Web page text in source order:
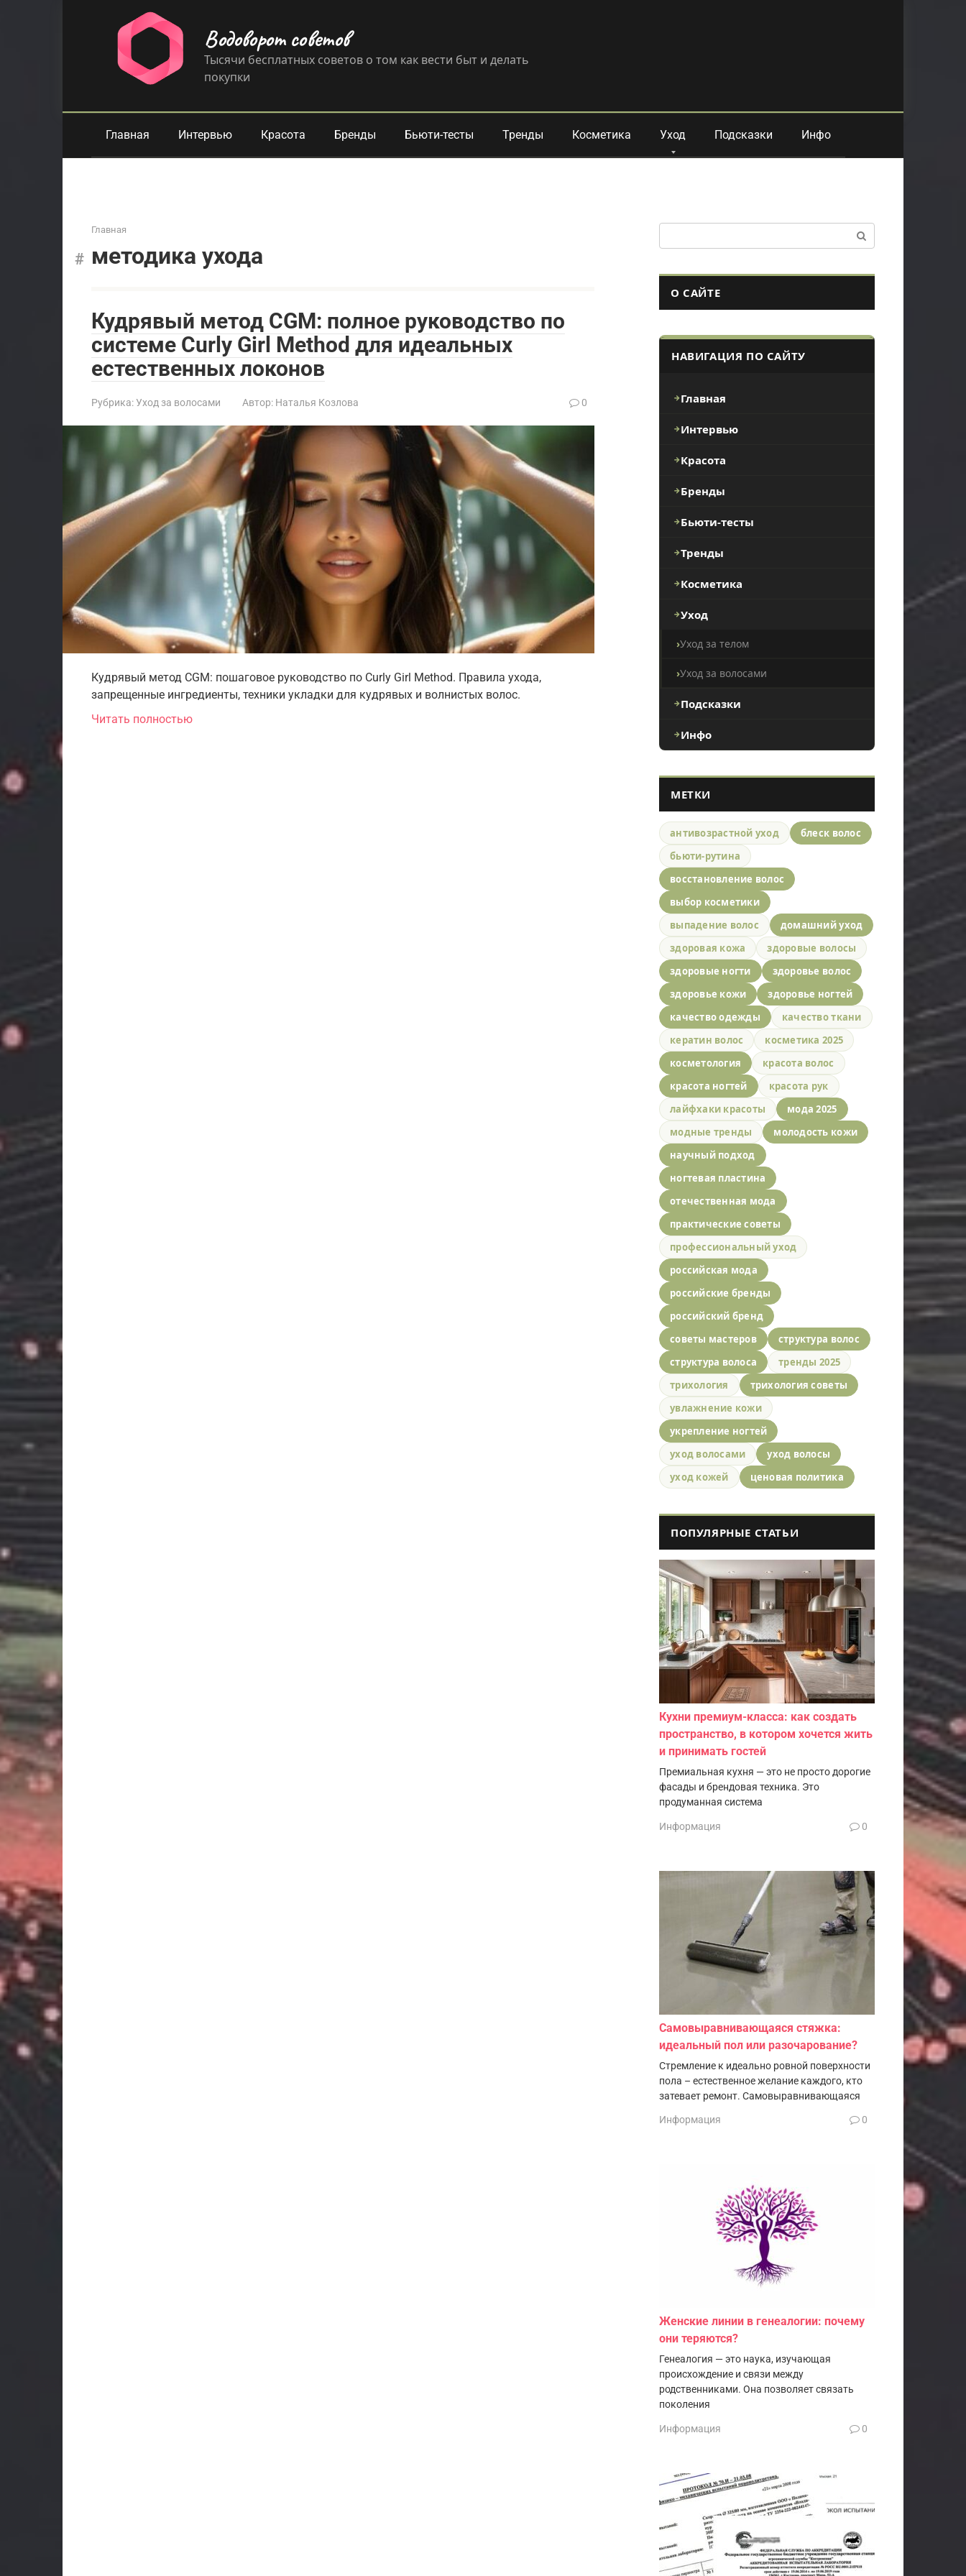
Водоворот советов
Тысячи бесплатных советов о том как вести быт и делать
покупки
Главная Интервью Красота Бренды Бьюти-тесты Тренды Косметика Уход Подсказки Инфо
Главная
методика ухода
Кудрявый метод CGM: полное руководство по
системе Curly Girl Method для идеальных
естественных локонов
Рубрика:Уход за волосами Автор: Наталья Козлова 0
Кудрявый метод CGM: пошаговое руководство по Curly Girl Method. Правила ухода,
запрещенные ингредиенты, техники укладки для кудрявых и волнистых волос.
Читать полностью
О САЙТЕ
НАВИГАЦИЯ ПО САЙТУ
Главная
Интервью
Красота
Бренды
Бьюти-тесты
Тренды
Косметика
Уход
Уход за телом
Уход за волосами
Подсказки
Инфо
МЕТКИ
антивозрастной уход
блеск волос
бьюти-рутина
восстановление волос
выбор косметики
выпадение волос
домашний уход
здоровая кожа
здоровые волосы
здоровые ногти
здоровье волос
здоровье кожи
здоровье ногтей
качество одежды
качество ткани
кератин волос
косметика 2025
косметология
красота волос
красота ногтей
красота рук
лайфхаки красоты
мода 2025
модные тренды
молодость кожи
научный подход
ногтевая пластина
отечественная мода
практические советы
профессиональный уход
российская мода
российские бренды
российский бренд
советы мастеров
структура волос
структура волоса
тренды 2025
трихология
трихология советы
увлажнение кожи
укрепление ногтей
уход волосами
уход волосы
уход кожей
ценовая политика
ПОПУЛЯРНЫЕ СТАТЬИ
Кухни премиум-класса: как создать
пространство, в котором хочется жить
и принимать гостей
Премиальная кухня — это не просто дорогие
фасады и брендовая техника. Это
продуманная система
Информация 0
Самовыравнивающаяся стяжка:
идеальный пол или разочарование?
Стремление к идеально ровной поверхности
пола – естественное желание каждого, кто
затевает ремонт. Самовыравнивающаяся
Информация 0
Женские линии в генеалогии: почему
они теряются?
Генеалогия — это наука, изучающая
происхождение и связи между
родственниками. Она позволяет связать
поколения
Информация 0